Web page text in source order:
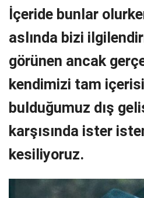
İçeride bunlar
aslında bizi
görünen ancak
kendimizi tam
bulduğumuz dış
karşısında ister
kesiliyoruz.